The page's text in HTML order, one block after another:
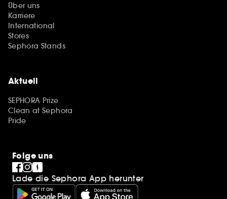
Über uns
Karriere
International
Stores
Sephora Stands
Aktuell
SEPHORA Prize
Clean at Sephora
Pride
Folge uns
Lade die Sephora App herunter